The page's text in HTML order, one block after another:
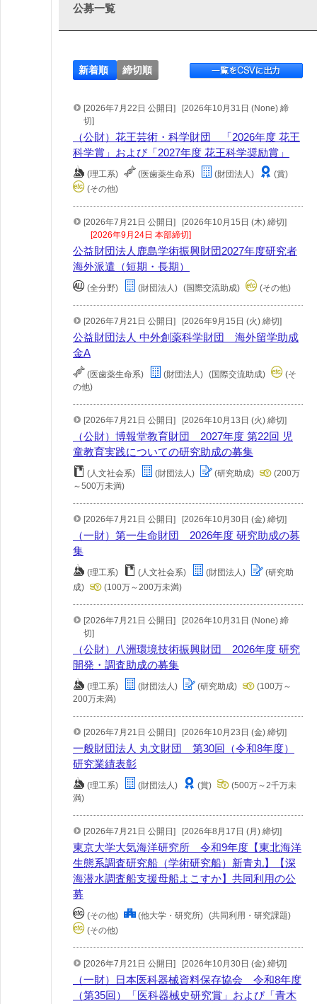
公募一覧
新着順 締切順
[2026年7月22日 公開日]
[2026年10月31日 (None) 締
切]
（公財）花王芸術・科学財団 「2026年度 花王
科学賞」および「2027年度 花王科学奨励賞」
(理工系) (医歯薬生命系) (財団法人)
(賞)
(その他)
[2026年7月21日 公開日]
[2026年10月15日 (木) 締切]
[2026年9月24日 本部締切]
公益財団法人鹿島学術振興財団2027年度研究者
海外派遣（短期・長期）
(全分野) (財団法人) (国際交流助成) (その他)
[2026年7月21日 公開日] [2026年9月15日 (火) 締切]
公益財団法人 中外創薬科学財団 海外留学助成
金A
(医歯薬生命系) (財団法人) (国際交流助成)
(そ
の他)
[2026年7月21日 公開日] [2026年10月13日 (火) 締切]
（公財）博報堂教育財団 2027年度 第22回 児
童教育実践についての研究助成の募集
(人文社会系) (財団法人) (研究助成)
(200万
～500万未満)
[2026年7月21日 公開日] [2026年10月30日 (金) 締切]
（一財）第一生命財団 2026年度 研究助成の募
集
(理工系) (人文社会系) (財団法人)
(研究助
成)
(100万～200万未満)
[2026年7月21日 公開日]
[2026年10月31日 (None) 締
切]
（公財）八洲環境技術振興財団 2026年度 研究
開発・調査助成の募集
(理工系) (財団法人) (研究助成)
(100万～
200万未満)
[2026年7月21日 公開日] [2026年10月23日 (金) 締切]
一般財団法人 丸文財団 第30回（令和8年度）
研究業績表彰
(理工系) (財団法人) (賞)
(500万～2千万未
満)
[2026年7月21日 公開日] [2026年8月17日 (月) 締切]
東京大学大気海洋研究所 令和9年度【東北海洋
生態系調査研究船（学術研究船）新青丸】【深
海潜水調査船支援母船よこすか】共同利用の公
募
(その他) (他大学・研究所) (共同利用・研究課題)
(その他)
[2026年7月21日 公開日] [2026年10月30日 (金) 締切]
（一財）日本医科器械資料保存協会 令和8年度
（第35回）「医科器械史研究賞」および「青木